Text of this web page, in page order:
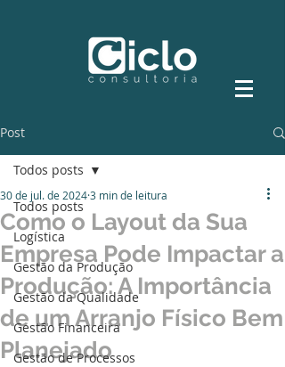
Post
Todos posts
Logística
Gestão da Produção
Gestão da Qualidade
Gestão Financeira
Gestão de Processos
Todos posts
Como o Layout da Sua
Empresa Pode Impactar a
Produção: A Importância
de um Arranjo Físico Bem
Planejado
30 de jul. de 20243 min de leitura